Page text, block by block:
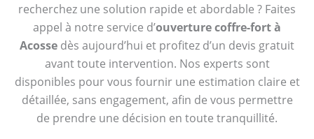
recherchez une solution rapide et abordable ? Faites
appel à notre service d’ouverture coffre-fort à
Acosse dès aujourd’hui et profitez d’un devis gratuit
avant toute intervention. Nos experts sont
disponibles pour vous fournir une estimation claire et
détaillée, sans engagement, afin de vous permettre
de prendre une décision en toute tranquillité.